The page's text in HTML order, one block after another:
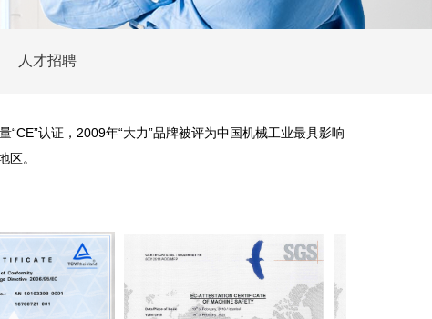
认证，2009年“大力”品牌被评为中国机械工业最具影响
区。
人才招聘